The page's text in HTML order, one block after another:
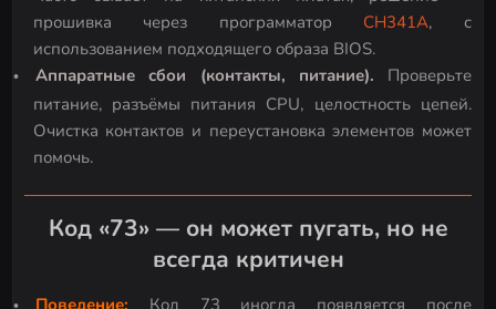
прошивка через программатор CH341A, с
использованием подходящего образа BIOS.
Аппаратные сбои (контакты, питание). Проверьте
питание, разъёмы питания CPU, целостность цепей.
Очистка контактов и переустановка элементов может
помочь.
Код «73» — он может пугать, но не
всегда критичен